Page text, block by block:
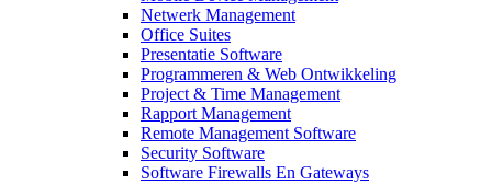
Netwerk Management
Office Suites
Presentatie Software
Programmeren & Web Ontwikkeling
Project & Time Management
Rapport Management
Remote Management Software
Security Software
Software Firewalls En Gateways